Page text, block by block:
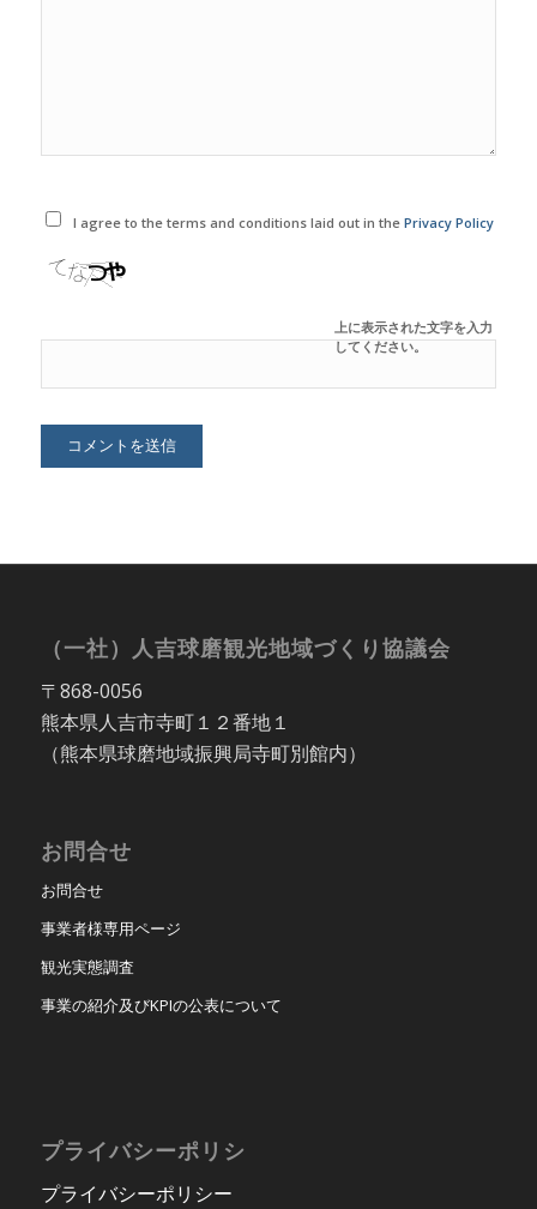
I agree to the terms and conditions laid out in thePrivacy Policy
上に表示された文字を入力
してください。
（一社）人吉球磨観光地域づくり協議会
〒868-0056
熊本県人吉市寺町１２番地１
（熊本県球磨地域振興局寺町別館内）
お問合せ
お問合せ
事業者様専用ページ
観光実態調査
事業の紹介及びKPIの公表について
プライバシーポリシ
プライバシーポリシー